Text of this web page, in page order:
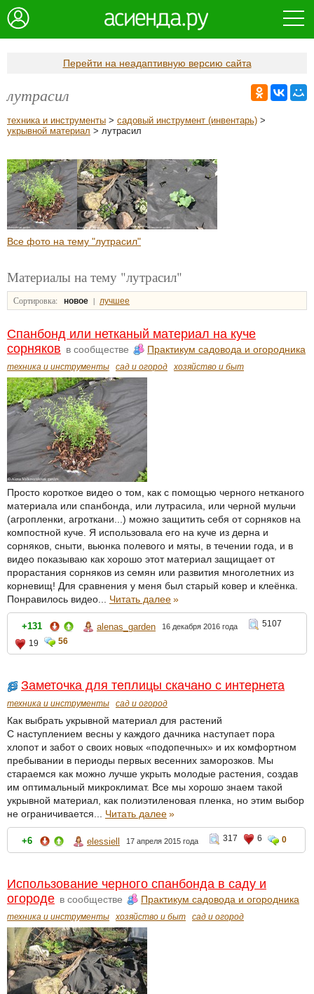
Перейти на неадаптивную версию сайта
лутрасил
техника и инструменты > садовый инструмент (инвентарь) >
укрывной материал > лутрасил
Все фото на тему "лутрасил"
Материалы на тему "лутрасил"
Сортировка: новое | лучшее
Спанбонд или нетканый материал на куче
сорняков в сообществе Практикум садовода и огородника
техника и инструменты сад и огород хозяйство и быт
Просто короткое видео о том, как с помощью черного нетканого
материала или спанбонда, или лутрасила, или черной мульчи
(агропленки, агроткани...) можно защитить себя от сорняков на
компостной куче. Я использовала его на куче из дерна и
сорняков, сныти, вьюнка полевого и мяты, в течении года, и в
видео показываю как хорошо этот материал защищает от
прорастания сорняков из семян или развития многолетних из
корневищ! Для сравнения у меня был старый ковер и клеёнка.
Понравилось видео... Читать далее»
+131 alenas_garden 16 декабря 2016 года
5107
19
56
Заметочка для теплицы скачано с интернета
техника и инструменты сад и огород
Как выбрать укрывной материал для растений
С наступлением весны у каждого дачника наступает пора
хлопот и забот о своих новых «подопечных» и их комфортном
пребывании в периоды первых весенних заморозков. Мы
стараемся как можно лучше укрыть молодые растения, создав
им оптимальный микроклимат. Все мы хорошо знаем такой
укрывной материал, как полиэтиленовая пленка, но этим выбор
не ограничивается... Читать далее»
+6 elessiell 17 апреля 2015 года 317 6 0
Использование черного спанбонда в саду и
огороде в сообществе Практикум садовода и огородника
техника и инструменты хозяйство и быт сад и огород